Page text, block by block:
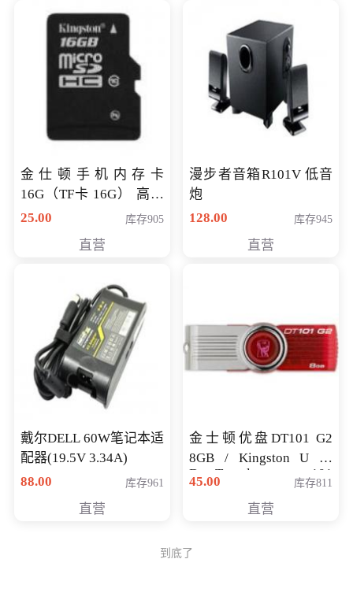
金仕顿手机内存卡
16G（TF卡 16G） 高速
卡 CLASS 10
25.00 库存905
直营
漫步者音箱R101V 低音
炮
128.00
库存945
直营
戴尔DELL 60W笔记本适
配器(19.5V 3.34A)
88.00
库存961
直营
金士顿优盘DT101 G2
8GB / Kingston U 盘
DataTraveler 101
Generati
45.00 库存811
直营
到底了